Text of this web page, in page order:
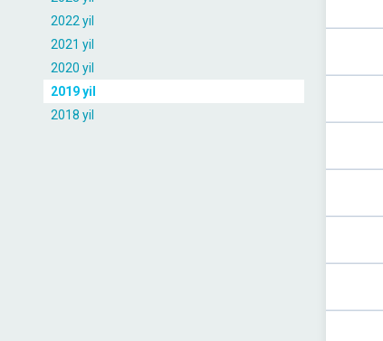
2022 yil
2021 yil
2020 yil
2019 yil
2018 yil